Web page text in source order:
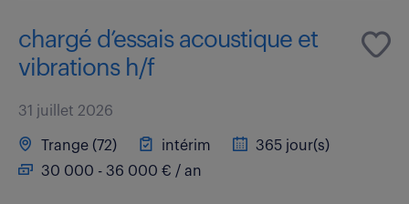
chargé d’essais acoustique et
vibrations h/f
31 juillet 2026
Trange (72) intérim
365 jour(s)
30 000 - 36 000 € / an